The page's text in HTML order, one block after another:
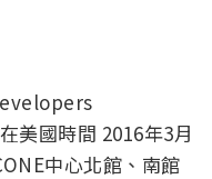
美國時間 2016年3月
中心北館、南館